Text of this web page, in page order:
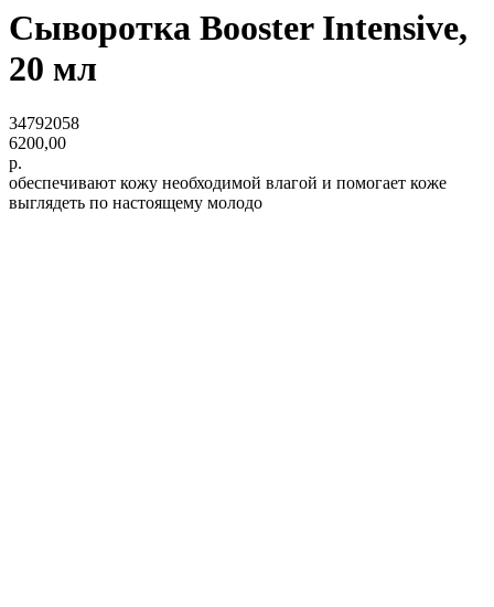
Сыворотка Booster Intensive,
20 мл
34792058
6200,00
р.
обеспечивают кожу необходимой влагой и помогает коже
выглядеть по настоящему молодо